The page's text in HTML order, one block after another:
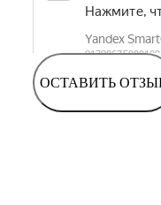
ОСТАВИТЬ